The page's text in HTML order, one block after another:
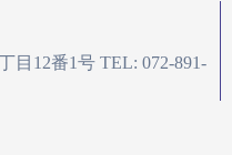
目12番1号 TEL: 072-891-